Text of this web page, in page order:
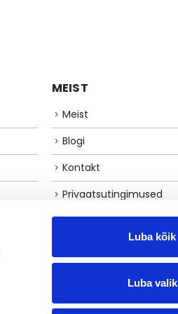
Luba kõik
Luba valik
MEIST
Meist
Blogi
Kontakt
Privaatsutingimused
Müügitingimused